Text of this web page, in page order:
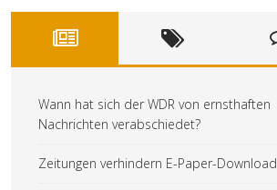
Wann hat sich der WDR von ernsthaften
Nachrichten verabschiedet?
Zeitungen verhindern E-Paper-Download